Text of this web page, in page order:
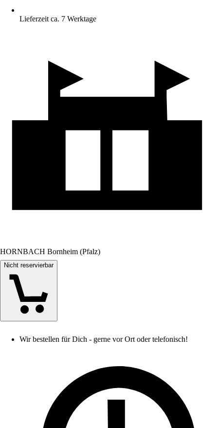
Lieferzeit ca. 7 Werktage
HORNBACH Bornheim (Pfalz)
Nicht reservierbar
Wir bestellen für Dich - gerne vor Ort oder telefonisch!